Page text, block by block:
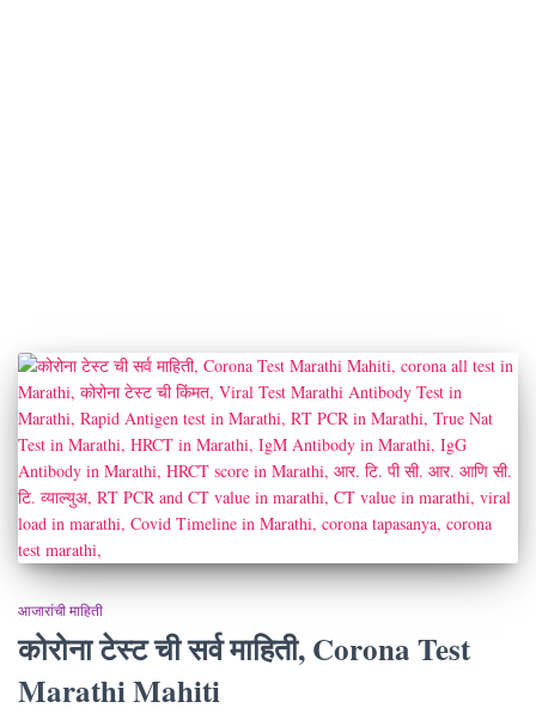
आजारांची माहिती
कोरोना टेस्ट ची सर्व माहिती, Corona Test
Marathi Mahiti